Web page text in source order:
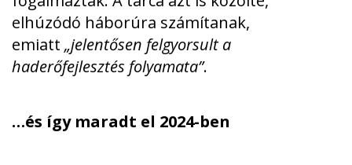
elhúzódó háborúra számítanak,
emiatt „jelentősen felgyorsult a
haderőfejlesztés folyamata”.
…és így maradt el 2024-ben